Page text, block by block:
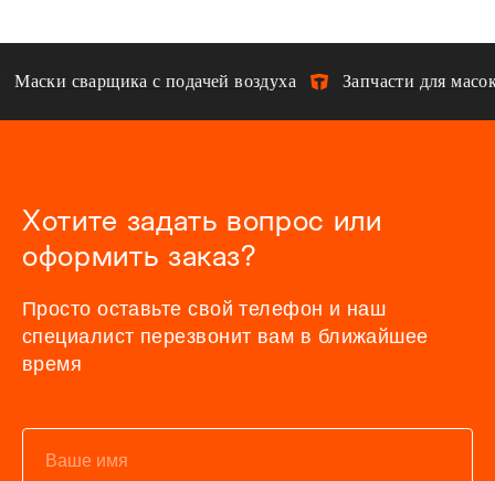
Маски сварщика с подачей воздуха Запчасти для
Хотите задать вопрос или
оформить заказ?
Просто оставьте свой телефон и наш
специалист перезвонит вам в ближайшее
время